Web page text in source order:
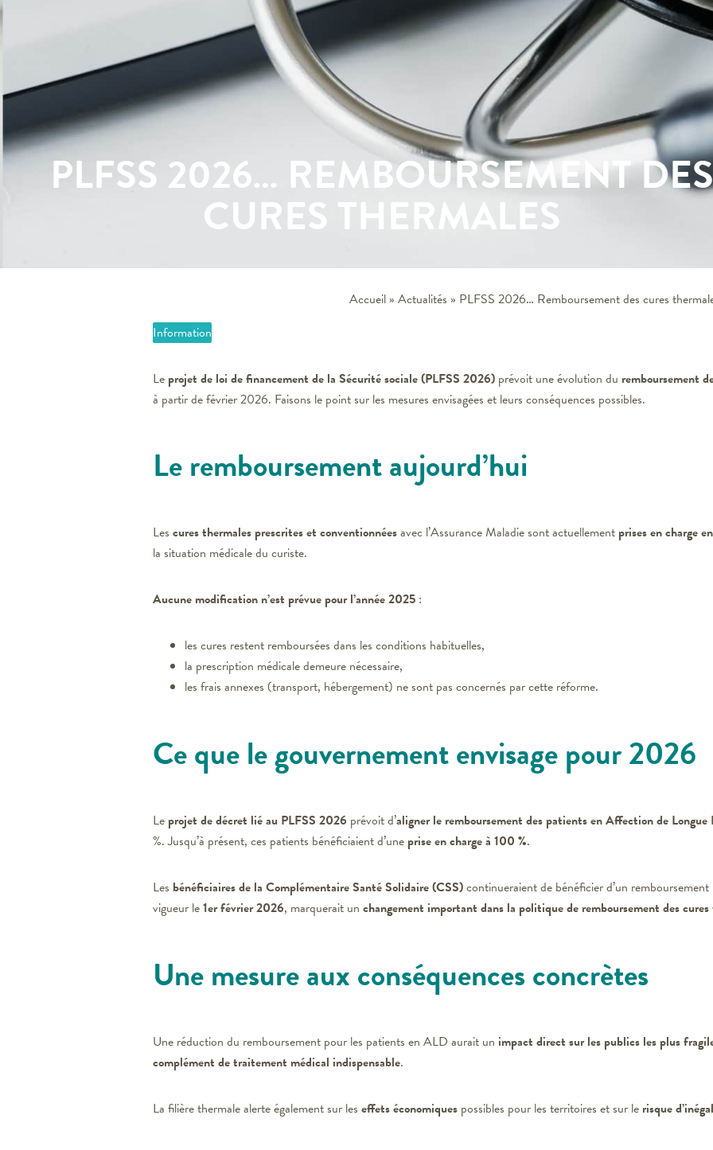
PLFSS 2026… REMBOURSEMENT DES
CURES THERMALES
Accueil » Actualités » PLFSS 2026… Remboursement des cures
Information
Le projet de loi de financement de la Sécurité sociale (PLFSS 2026) prévoit une évolution du remboursement
à partir de février 2026. Faisons le point sur les mesures envisagées et leurs conséquences possibles.
Le remboursement aujourd’hui
Les cures thermales prescrites et conventionnéesavec l’Assurance Maladie sont actuellement prises en charge
la situation médicale du curiste.
Aucune modification n’est prévue pour l’année 2025 :
les cures restent remboursées dans les conditions habituelles,
la prescription médicale demeure nécessaire,
les frais annexes (transport, hébergement) ne sont pas concernés par cette réforme.
Ce que le gouvernement envisage pour 2026
Le projet de décret lié au PLFSS 2026 prévoit d’aligner le remboursement des patients en Affection de
%. Jusqu’à présent, ces patients bénéficiaient d’une prise en charge à 100 %.
Les bénéficiaires de la Complémentaire Santé Solidaire (CSS)continueraient de bénéficier d’un
vigueur le1er février 2026, marquerait un changement important dans la politique de remboursement des
Une mesure aux conséquences concrètes
Une réduction du remboursement pour les patients en ALD aurait un impact direct sur les publics les plus
complément de traitement médical indispensable.
La filière thermale alerte également sur les effets économiques possibles pour les territoires et sur le risque